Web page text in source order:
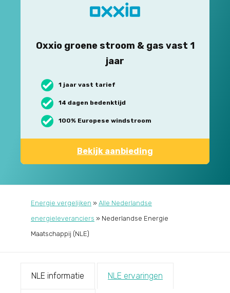
Oxxio groene stroom & gas vast 1
jaar
1 jaar vast tarief
14 dagen bedenktijd
100% Europese windstroom
Bekijk aanbieding
Energie vergelijken » Alle Nederlandse
energieleveranciers » Nederlandse Energie
Maatschappij (NLE)
NLE informatie NLE ervaringen